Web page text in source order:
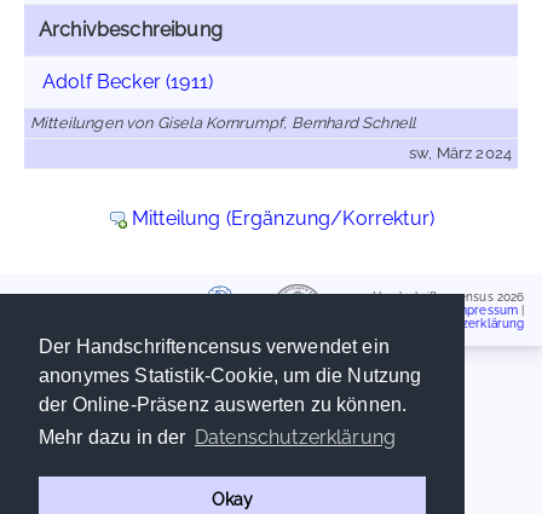
Der Handschriftencensus verwendet ein
anonymes Statistik-Cookie, um die Nutzung
der Online-Präsenz auswerten zu können.
Mehr dazu in der Datenschutzerklärung
Okay
Archivbeschreibung
Adolf Becker (1911)
Mitteilungen von Gisela Kornrumpf, Bernhard Schnell
sw, März 2024
Mitteilung (Ergänzung/Korrektur)
Handschriftencensus 2026
Impressum
Datenschutzerklärung